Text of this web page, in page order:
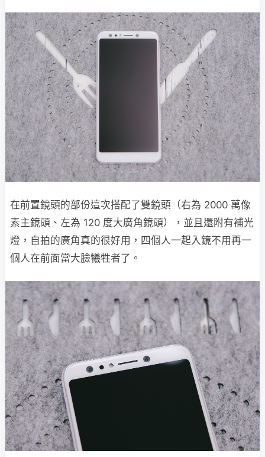
在前置鏡頭的部份這次搭配了雙鏡頭（右為 2000 萬像
素主鏡頭、左為 120 度大廣角鏡頭），並且還附有補光
燈，自拍的廣角真的很好用，四個人一起入鏡不用再一
個人在前面當大臉犧牲者了。